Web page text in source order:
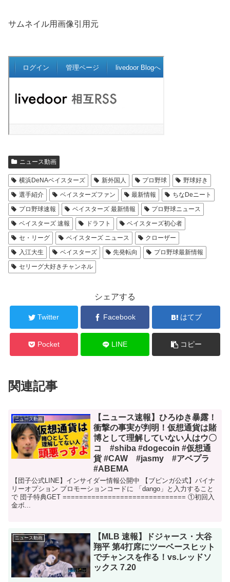
サムネイル用画像引用元
ニュース動画
横浜DeNAベイスターズ 新外国人 プロ野球
野球好き
選手紹介
ベイスターズファン 最新情報
ちなDeニート
プロ野球速報
ベイスターズ 最新情報
プロ野球ニュース
ベイスターズ 速報
ドラフト
ベイスターズ初心者
セ・リーグ
ベイスターズ ニュース
クローザー
入江大生
ベイスターズ 先発転向
プロ野球最新情報
セリーグ大好きチャンネル
シェアする
Twitter Facebook はてブ
Pocket LINE コピー
関連記事
ニュース動画
【ニュース速報】ひろゆき暴露！
衝撃の事実が判明！仮想通貨は賭
博として理解していない人はウ〇
コ #shiba #dogecoin #仮想通
貨 #CAW #jasmy #アベプラ
#ABEMA
【団子公式LINE】インサイダー情報公開中 【ブビンガ公式】バイナ
リーオプション プロモーションコードに 「dango」と入力すること
で 団子特典GET ============================== ①初回入
金ボ...
ニュース動画
【MLB 速報】ドジャース・大谷
翔平 第4打席にツーベースヒット
でチャンスを作る！vs.レッドソ
ックス 7.20